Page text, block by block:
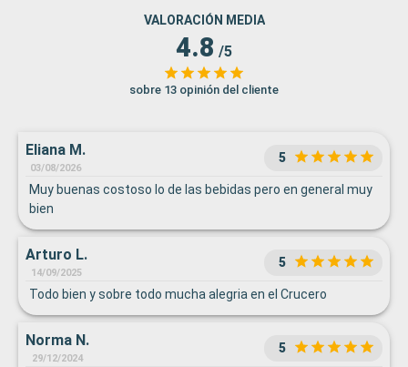
VALORACIÓN MEDIA
4.8 /5
sobre 13 opinión del cliente
Eliana M.
03/08/2026
5
Muy buenas costoso lo de las bebidas pero en general muy
bien
Arturo L.
14/09/2025
5
Todo bien y sobre todo mucha alegria en el Crucero
Norma N.
29/12/2024
5